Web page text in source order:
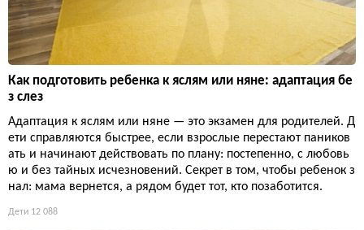
Как подготовить ребенка к яслям или няне: адаптация бе
з слез
Адаптация к яслям или няне — это экзамен для родителей. Д
ети справляются быстрее, если взрослые перестают паников
ать и начинают действовать по плану: постепенно, с любовь
ю и без тайных исчезновений. Секрет в том, чтобы ребенок з
нал: мама вернется, а рядом будет тот, кто позаботится.
Дети 12 088